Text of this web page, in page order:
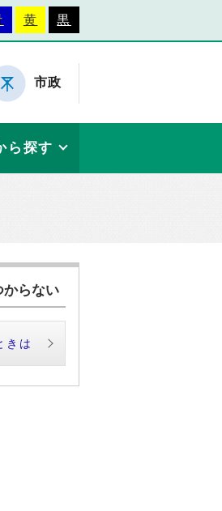
黄 黒
市政
ら探す
からない
きは